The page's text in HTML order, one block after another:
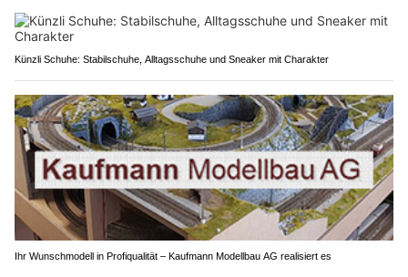
Künzli Schuhe: Stabilschuhe, Alltagsschuhe und Sneaker mit Charakter
Ihr Wunschmodell in Profiqualität – Kaufmann Modellbau AG realisiert es